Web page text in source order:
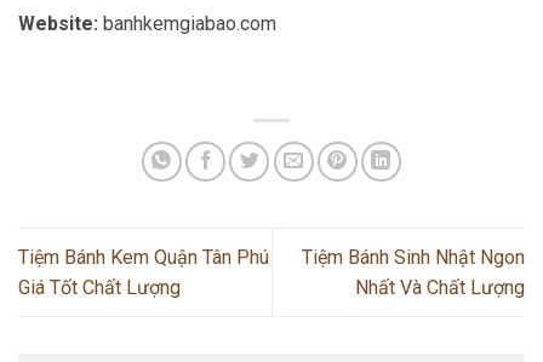
Website: banhkemgiabao.com
Tiệm Bánh Kem Quận Tân Phú
Giá Tốt Chất Lượng
Tiệm Bánh Sinh Nhật Ngon
Nhất Và Chất Lượng